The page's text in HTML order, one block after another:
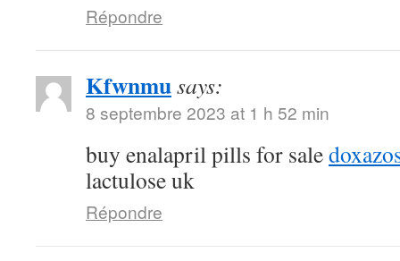
Répondre
Kfwnmusays:
8 septembre 2023 at 1 h 52 min
buy enalapril pills for sale
lactulose uk
Répondre